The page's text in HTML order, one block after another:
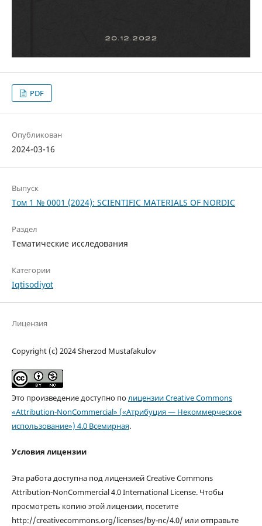
PDF
Опубликован
2024-03-16
Выпуск
Том 1 № 0001 (2024): SCIENTIFIC MATERIALS OF NORDIC
Раздел
Тематические исследования
Категории
Iqtisodiyot
Лицензия
Copyright (c) 2024 Sherzod Mustafakulov
Это произведение доступно полицензии Creative Commons
«Attribution-NonCommercial» («Атрибуция — Некоммерческое
использование») 4.0 Всемирная.
Условия лицензии
Эта работа доступна под лицензией Creative Commons
Attribution-NonCommercial 4.0 International License. Чтобы
просмотреть копию этой лицензии, посетите
http://creativecommons.org/licenses/by-nc/4.0/ или отправьте